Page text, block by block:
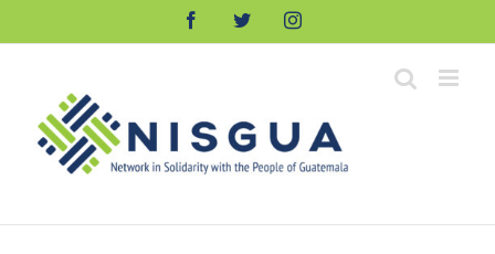
FacebookTwitterInstagram